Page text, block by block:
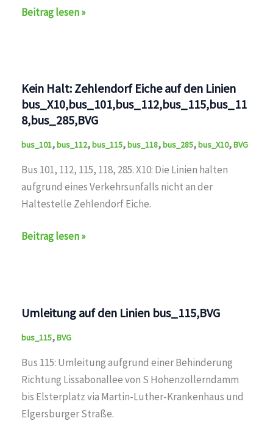
Umleitung
Beitrag lesen »
Kein Halt: Zehlendorf Eiche auf den Linien
bus_X10,bus_101,bus_112,bus_115,bus_11
8,bus_285,BVG
bus_101,bus_112,bus_115,bus_118,bus_285,bus_X10,BVG
Bus 101, 112, 115, 118, 285. X10: Die Linien halten
aufgrund eines Verkehrsunfalls nicht an der
Haltestelle Zehlendorf Eiche.
Kein
den
Linien
Beitrag lesen »
Umleitung auf den Linien bus_115,BVG
bus_115,BVG
Bus 115: Umleitung aufgrund einer Behinderung
Richtung Lissabonallee von S Hohenzollerndamm
bis Elsterplatz via Martin-Luther-Krankenhaus und
Elgersburger Straße.